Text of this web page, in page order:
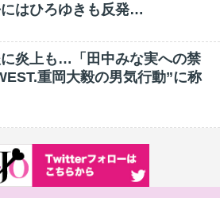
はひろゆきも反発…
炎上も…「田中みな実への禁
重岡大毅の男気行動”に称